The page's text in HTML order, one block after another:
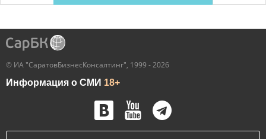
© ИА "СаратовБизнесКонсалтинг", 1999 - 2026
Информация о СМИ 18+